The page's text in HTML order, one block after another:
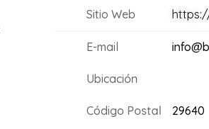
Sitio Web
E-mail
Ubicación
Código Postal 29640